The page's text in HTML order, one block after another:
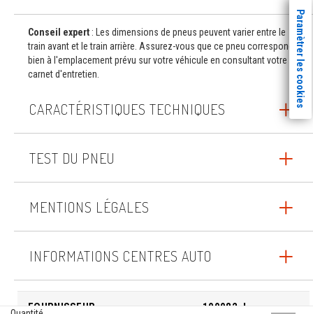
Conseil expert : Les dimensions de pneus peuvent varier entre le
train avant et le train arrière. Assurez-vous que ce pneu correspond
bien à l'emplacement prévu sur votre véhicule en consultant votre
carnet d'entretien.
CARACTÉRISTIQUES TECHNIQUES
TEST DU PNEU
MENTIONS LÉGALES
INFORMATIONS CENTRES AUTO
FOURNISSEUR 100082_I
Paramètrer les cookies